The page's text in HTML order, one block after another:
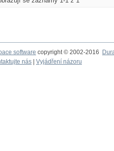
software copyright © 2002-2016
nás
Vyjádření názoru